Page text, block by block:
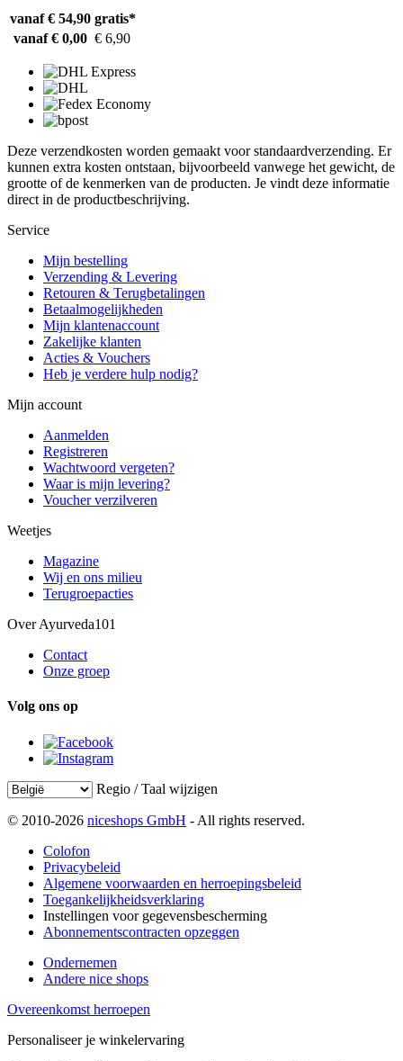
vanaf € 54,90 gratis*
vanaf € 0,00 € 6,90
Deze verzendkosten worden gemaakt voor standaardverzending. Er
kunnen extra kosten ontstaan, bijvoorbeeld vanwege het gewicht, de
grootte of de kenmerken van de producten. Je vindt deze informatie
direct in de productbeschrijving.
Service
Mijn bestelling
Verzending & Levering
Retouren & Terugbetalingen
Betaalmogelijkheden
Mijn klantenaccount
Zakelijke klanten
Acties & Vouchers
Heb je verdere hulp nodig?
Mijn account
Aanmelden
Registreren
Wachtwoord vergeten?
Waar is mijn levering?
Voucher verzilveren
Weetjes
Magazine
Wij en ons milieu
Terugroepacties
Over Ayurveda101
Contact
Onze groep
Volg ons op
Regio / Taal wijzigen
© 2010-2026 niceshops GmbH - All rights reserved.
Colofon
Privacybeleid
Algemene voorwaarden en herroepingsbeleid
Toegankelijkheidsverklaring
Instellingen voor gegevensbescherming
Abonnementscontracten opzeggen
Ondernemen
Andere nice shops
Overeenkomst herroepen
Personaliseer je winkelervaring